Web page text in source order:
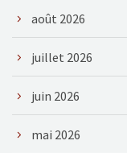
août 2026
juillet 2026
juin 2026
mai 2026